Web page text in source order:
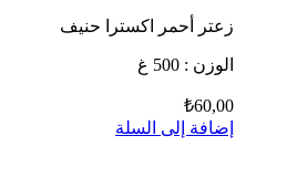
زعتر أحمر اكسترا حنيف
الوزن : 500 غ
₺60,00
إضافة إلى السلة